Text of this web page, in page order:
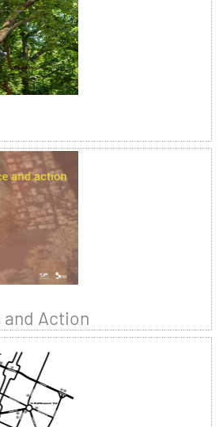
and Action